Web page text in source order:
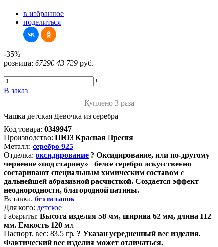
в избранное
поделиться
-35%
розница: 67290 43 739 руб.
+-
В заказ
Куплено 3 раза
Чашка детская Девочка из серебра
Код товара: 0349947
Производство: ПЮЗ Красная Пресня
Металл: серебро 925
Отделка: оксидирование ? Оксидирование, или по-другому
чернение «под старину» - белое серебро искусственно
состаривают специальным химическим составом с
дальнейшей абразивной расчисткой. Создается эффект
неоднородности, благородной патины.
Вставка: без вставок
Для кого: детское
Габариты: Высота изделия 58 мм, ширина 62 мм, длина 112
мм. Емкость 120 мл
Паспорт. вес: 83.5 гр. ? Указан усредненный вес изделия.
Фактический вес изделия может отличаться.